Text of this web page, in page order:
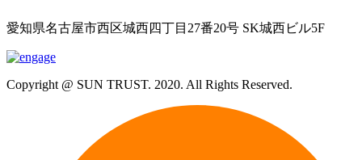
愛知県名古屋市西区城西四丁目27番20号 SK城西ビル5F
Copyright @ SUN TRUST. 2020. All Rights Reserved.